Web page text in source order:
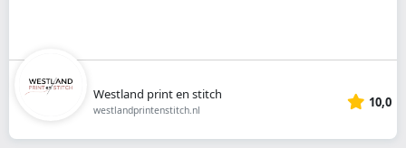
Westland print en stitch
westlandprintenstitch.nl 10,0